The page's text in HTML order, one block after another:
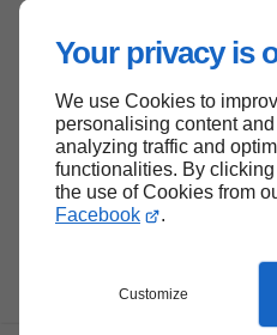
Your privacy is
We use Cookies to
personalising content
analyzing traffic and
functionalities. By
the use of Cookies from
Facebook
.
Customize
Haut